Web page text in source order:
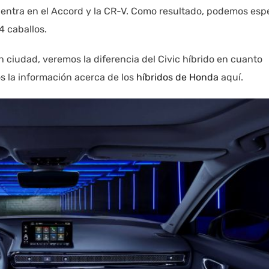
en el Accord y la CR-V. Como resultado, podemos
caballos.
ciudad, veremos la diferencia del Civic híbrido en cuanto
la información acerca de los híbridos de Honda aquí.